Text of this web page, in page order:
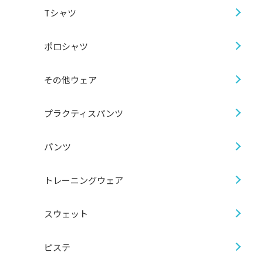
Tシャツ
ポロシャツ
その他ウェア
プラクティスパンツ
パンツ
トレーニングウェア
スウェット
ピステ